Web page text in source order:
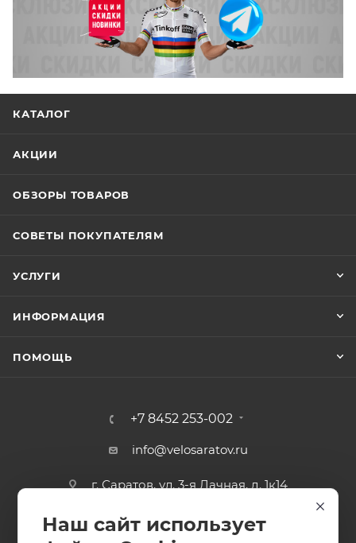
КАТАЛОГ
АКЦИИ
ОБЗОРЫ ТОВАРОВ
СОВЕТЫ ПОКУПАТЕЛЯМ
УСЛУГИ
ИНФОРМАЦИЯ
ПОМОЩЬ
+7 8452 253-002
info@velosaratov.ru
г. Саратов, ул. 3-я Дачная, д. 1к14
Наш сайт использует